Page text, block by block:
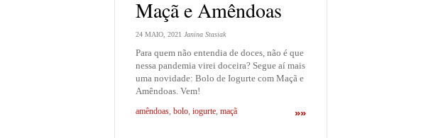
Maçã e Amêndoas
24 MAIO, 2021 Janina Stasiak
Para quem não entendia de doces, não é que
nessa pandemia virei doceira? Segue aí mais
uma novidade: Bolo de Iogurte com Maçã e
Amêndoas. Vem!
»»
amêndoas, bolo, iogurte, maçã